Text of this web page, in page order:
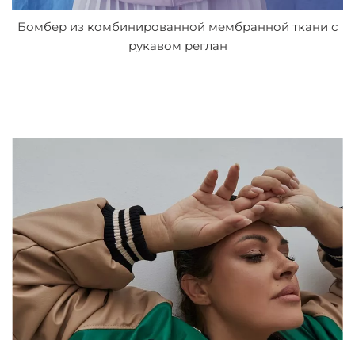
Бомбер из комбинированной мембранной ткани с
рукавом реглан